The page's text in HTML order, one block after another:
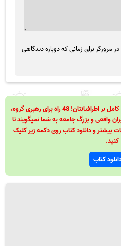
مرورگر برای زمانی که دوباره دیدگاهی
48 قانون قدرت! 48 فرمول برای تسلط کامل بر اطرافیانتان! 48 راه برای رهبری گروه،
48 قانون که رهبران واقعی و بزرگ جامعه به شما نمیگویند تا
بیشتر و دانلود کتاب روی دکمه زیر کلیک
کنید.
کتاب